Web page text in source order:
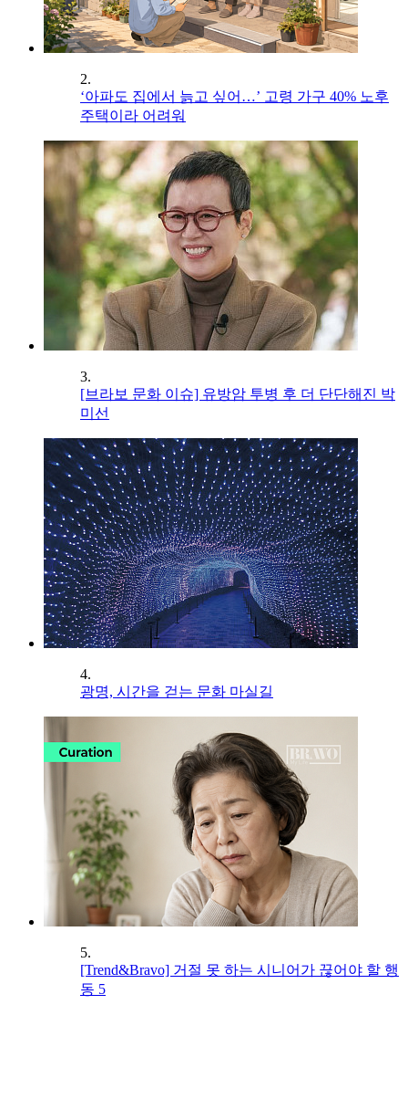
2.
‘아파도 집에서 늙고 싶어…’ 고령 가구 40% 노후
주택이라 어려워
3.
[브라보 문화 이슈] 유방암 투병 후 더 단단해진 박
미선
4.
광명, 시간을 걷는 문화 마실길
5.
[Trend&Bravo] 거절 못 하는 시니어가 끊어야 할 행
동 5